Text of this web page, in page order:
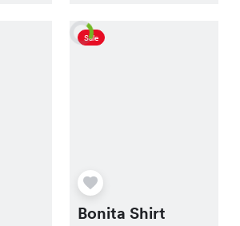
Sale
Bonita Shirt